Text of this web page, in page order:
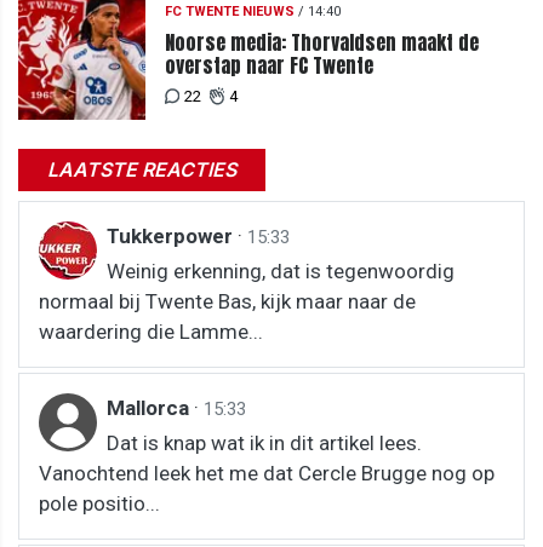
FC TWENTE NIEUWS / 14:40
Noorse media: Thorvaldsen maakt de
overstap naar FC Twente
22 4
LAATSTE REACTIES
Tukkerpower · 15:33
Weinig erkenning, dat is tegenwoordig
normaal bij Twente Bas, kijk maar naar de
waardering die Lamme...
Mallorca · 15:33
Dat is knap wat ik in dit artikel lees.
Vanochtend leek het me dat Cercle Brugge nog op
pole positio...